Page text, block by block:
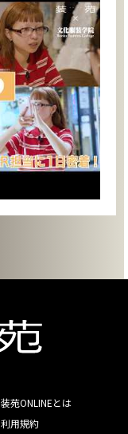
装苑ONLINEとは
利用規約